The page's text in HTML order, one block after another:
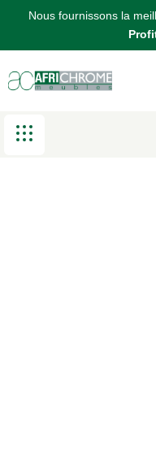
Nous fournissons la
Nous fournissons la
Nous fournissons la
Pinterest
Africhrome